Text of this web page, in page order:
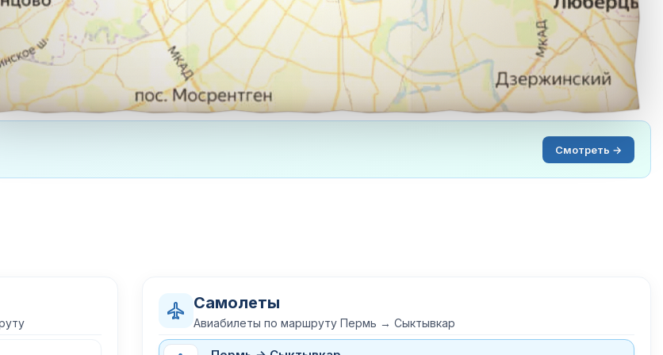
Смотреть →
Самолеты
Авиабилеты по маршруту Пермь → Сыктывкар